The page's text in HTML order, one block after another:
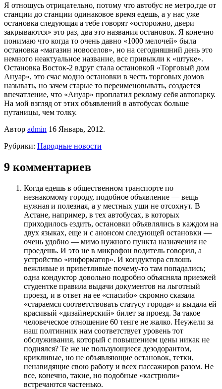
Я отношусь отрицательно, потому что автобус не метро,где от
станции до станции одинаковое время едешь, а у нас уже
остановка следующая а тебе говорят «осторожно, двери
закрываются» это раз, два это названия остановок. Я конечно
понимаю что когда то очень давно «1000 мелочей» была
остановка «магазин новоселов», но на сегодняшний день это
немного неактуальное название, все привыкли к «штуке».
Остановка Восток-2 вдруг стала остановкой «Торговый дом
Ануар», это счас модно остановки в честь торговых домов
называть, но зачем старые то переименовывать, создается
впечатление, что «Ануар» проплатил рекламу себя автопарку.
На мой взгляд от этих объявлений в автобусах больше
путаницы, чем толку.
Автор admin 16 Январь, 2012.
Рубрики: Народные новости
9 комментариев
Когда едешь в общественном транспорте по
незнакомому городу, подобное объявление — вещь
нужная и полезная, а у местных уши не отсохнут. В
Астане, например, в тех автобусах, в которых
приходилось ездить, остановки объявлялись в каждом на
двух языках, еще и с анонсом следующей остановки —
очень удобно — мимо нужного пункта назначения не
проедешь. И это не в микрофон водитель говорил, а
устройство «информатор». И кондуктора сплошь
вежливые и приветливые почему-то там попадались;
одна кондуктор довольно подробно объясняла приезжей
студентке правила выдачи документов на льготный
проезд, и в ответ на ее «спасибо» скромно сказала
«стараемся соответствовать статусу города» и выдала ей
красивый «дизайнерский» билет за проезд. За такое
человеческое отношение 60 тенге не жалко. Неужели за
наш полтинник нам соответствует уровень тот
обслуживания, который с повышением цены никак не
поднялся? Те же не пользующиеся дезодорантом,
крикливые, но не объявляющие остановок, тетки,
ненавидящие свою работу и всех пассажиров разом. Не
все, конечно, такие, но подобные «кастрюли»
встречаются частенько.